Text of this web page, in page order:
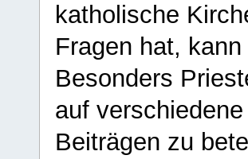
katholische
Fragen hat,
Besonders
auf
Beiträgen zu